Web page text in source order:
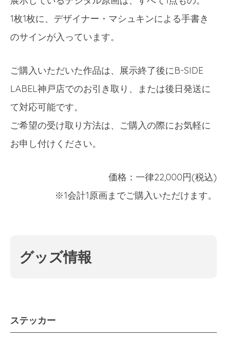
1枚1枚に、デザイナー・マシュキンによる手書き
のサインが入っています。
ご購入いただいた作品は、展示終了後にB-SIDE
LABEL神戸店でのお引き取り、または後日発送に
て対応可能です。
ご希望の受け取り方法は、ご購入の際にお気軽に
お申し付けください。
価格：一律22,000円(税込)
※1会計1原画までご購入いただけます。
グッズ情報
ステッカー